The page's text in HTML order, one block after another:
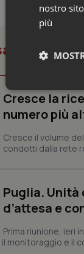
in
Cresce la
numero più
Cresce il volume
condotti dalla rete
Puglia. Unità
d’attesa e
Prima riunione, ieri
monitoraggio e il
nostro
più
I cookie
e l'accesso
Nome